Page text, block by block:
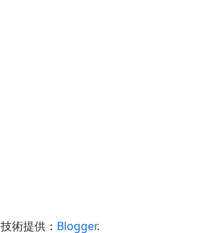
技術提供： Blogger.